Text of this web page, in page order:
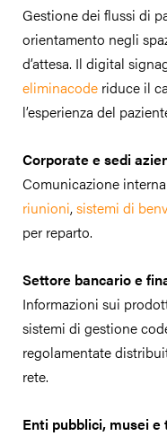
Gestione dei flussi di
orientamento negli
d’attesa. Il digital
eliminacode riduce il
l’esperienza del
Corporate e sedi
Comunicazione
riunioni,sistemi di
per reparto.
Settore bancario e
Informazioni sui
sistemi di gestione
regolamentate
rete.
Enti pubblici, musei e